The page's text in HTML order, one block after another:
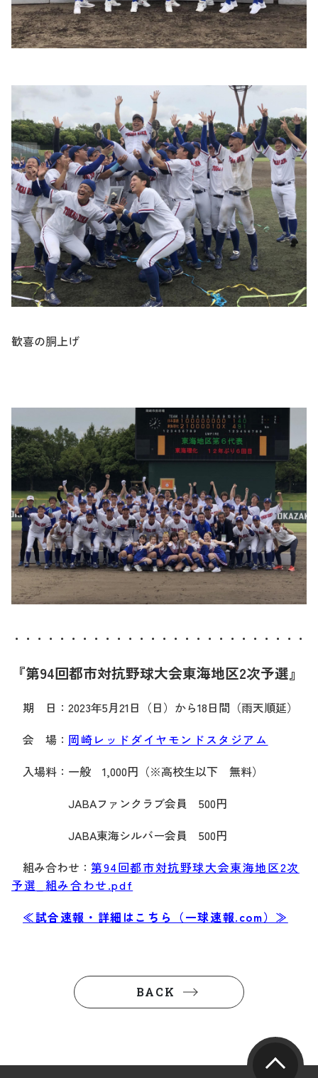
歓喜の胴上げ
・・・・・・・・・・・・・・・・・・・・・・・・・・
『第94回都市対抗野球大会東海地区2次予選』
期 日：2023年5月21日（日）から18日間（雨天順延）
会 場： 岡崎レッドダイヤモンドスタジアム
入場料：一般 1,000円（※高校生以下 無料）
JABAファンクラブ会員 500円
JABA東海シルバー会員 500円
組み合わせ： 第94回都市対抗野球大会東海地区2次
予選_組み合わせ.pdf
≪試合速報・詳細はこちら（一球速報.com）≫
BACK